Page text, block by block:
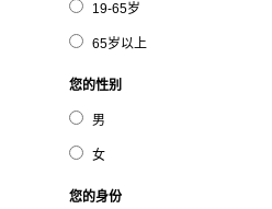
19-65岁
65岁以上
您的性别
男
女
您的身份